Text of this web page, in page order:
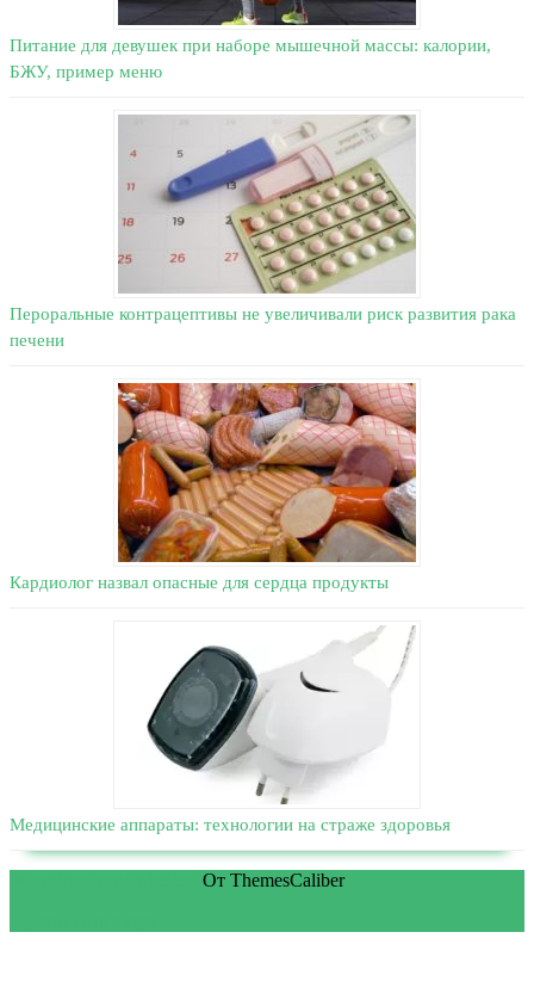
Питание для девушек при наборе мышечной массы: калории,
БЖУ, пример меню
Пероральные контрацептивы не увеличивали риск развития рака
печени
Кардиолог назвал опасные для сердца продукты
Медицинские аппараты: технологии на страже здоровья
От ThemesCaliber